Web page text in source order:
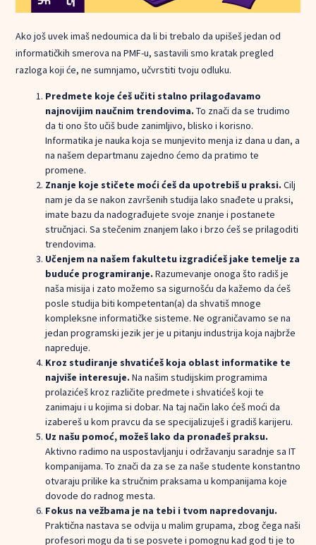
Ako još uvek imaš nedoumica da li bi trebalo da upišeš jedan od
informatičkih smerova na PMF-u, sastavili smo kratak pregled
razloga koji će, ne sumnjamo, učvrstiti tvoju odluku.
Predmete koje ćeš učiti stalno prilagođavamo
najnovijim naučnim trendovima. To znači da se trudimo
da ti ono što učiš bude zanimljivo, blisko i korisno.
Informatika je nauka koja se munjevito menja iz dana u dan, a
na našem departmanu zajedno ćemo da pratimo te
promene.
Znanje koje stičete moći ćeš da upotrebiš u praksi. Cilj
nam je da se nakon završenih studija lako snađete u praksi,
imate bazu da nadograđujete svoje znanje i postanete
stručnjaci. Sa stečenim znanjem lako i brzo ćeš se prilagoditi
trendovima.
Učenjem na našem fakultetu izgradićeš jake temelje za
buduće programiranje. Razumevanje onoga što radiš je
naša misija i zato možemo sa sigurnošću da kažemo da ćeš
posle studija biti kompetentan(a) da shvatiš mnoge
kompleksne informatičke sisteme. Ne ograničavamo se na
jedan programski jezik jer je u pitanju industrija koja najbrže
napreduje.
Kroz studiranje shvatićeš koja oblast informatike te
najviše interesuje. Na našim studijskim programima
prolazićeš kroz različite predmete i shvatićeš koji te
zanimaju i u kojima si dobar. Na taj način lako ćeš moći da
izabereš u kom pravcu da se specijalizuješ i gradiš karijeru.
Uz našu pomoć, možeš lako da pronađeš praksu.
Aktivno radimo na uspostavljanju i održavanju saradnje sa IT
kompanijama. To znači da za se za naše studente konstantno
otvaraju prilike ka stručnim praksama u kompanijama koje
dovode do radnog mesta.
Fokus na vežbama je na tebi i tvom napredovanju.
Praktična nastava se odvija u malim grupama, zbog čega naši
profesori mogu da ti se posvete i pomognu kad god ti je to